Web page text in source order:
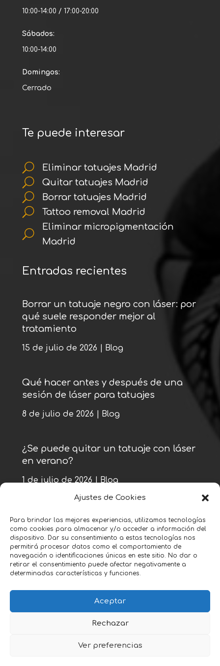
Ajustes de Cookies
Para brindar las mejores experiencias, utilizamos tecnologías
como cookies para almacenar y/o acceder a información del
dispositivo. Dar su consentimiento a estas tecnologías nos
permitirá procesar datos como el comportamiento de
navegación o identificaciones únicas en este sitio. No dar o
retirar el consentimiento puede afectar negativamente a
determinadas características y funciones.
Aceptar
Rechazar
Ver preferencias
10:00-14:00 / 17:00-20:00
Sábados:
10:00-14:00
Domingos:
Cerrado
Te puede interesar
U Eliminar tatuajes Madrid
U Quitar tatuajes Madrid
U Borrar tatuajes Madrid
U Tattoo removal Madrid
U
Eliminar micropigmentación
Madrid
Entradas recientes
Borrar un tatuaje negro con láser: por
qué suele responder mejor al
tratamiento
15 de julio de 2026 Blog
Qué hacer antes y después de una
sesión de láser para tatuajes
8 de julio de 2026 Blog
¿Se puede quitar un tatuaje con láser
en verano?
1 de julio de 2026 Blog
« Entradas más antiguas
Entradas siguientes »
Política Legal y Accesibilidad